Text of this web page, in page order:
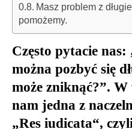
Masz problem z
pomożemy.
Często pytacie
można pozbyć się
może zniknąć?”.
nam jedna z
„Res iudicata“,